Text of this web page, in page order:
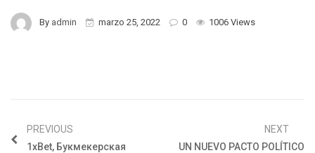
By admin marzo 25, 2022 0 1006 Views
PREVIOUS
1xBet, Букмекерская
NEXT
UN NUEVO PACTO POLÍTICO